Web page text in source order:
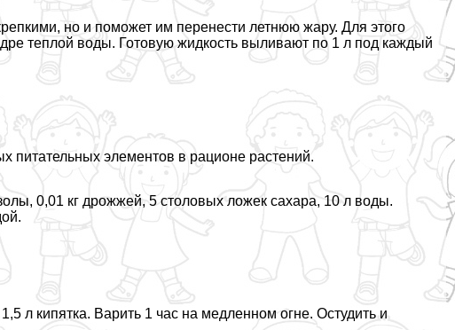
но и поможет им перенести летнюю жару. Для этого
теплой воды. Готовую жидкость выливают по 1 л под каждый
питательных элементов в рационе растений.
0,01 кг дрожжей, 5 столовых ложек сахара, 10 л воды.
л кипятка. Варить 1 час на медленном огне. Остудить и